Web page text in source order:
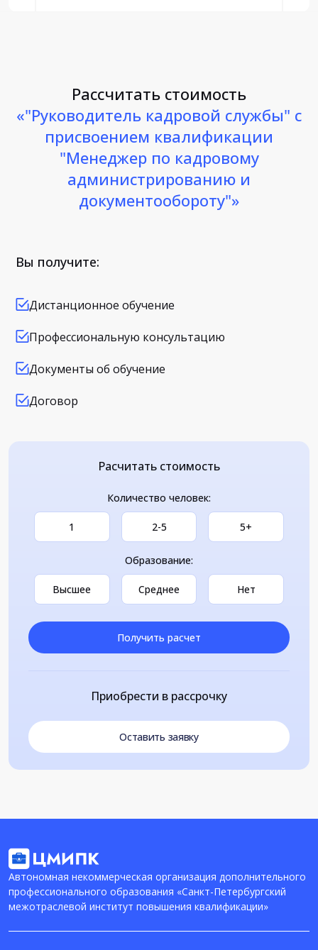
Рассчитать стоимость
«"Руководитель кадровой службы" с
присвоением квалификации
"Менеджер по кадровому
администрированию и
документообороту"»
Вы получите:
Дистанционное обучение
Профессиональную консультацию
Документы об обучение
Договор
Расчитать стоимость
Количество человек:
1 2-5 5+
Образование:
Высшее Среднее Нет
Получить расчет
Приобрести в рассрочку
Оставить заявку
Автономная некоммерческая организация дополнительного
профессионального образования «Санкт-Петербургский
межотраслевой институт повышения квалификации»